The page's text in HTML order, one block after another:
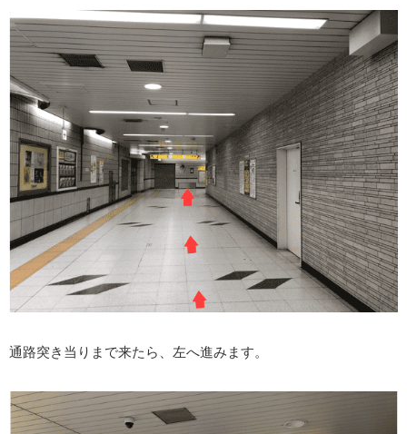
通路突き当りまで来たら、左へ進みます。